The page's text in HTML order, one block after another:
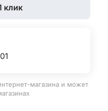
клик
магазина и может